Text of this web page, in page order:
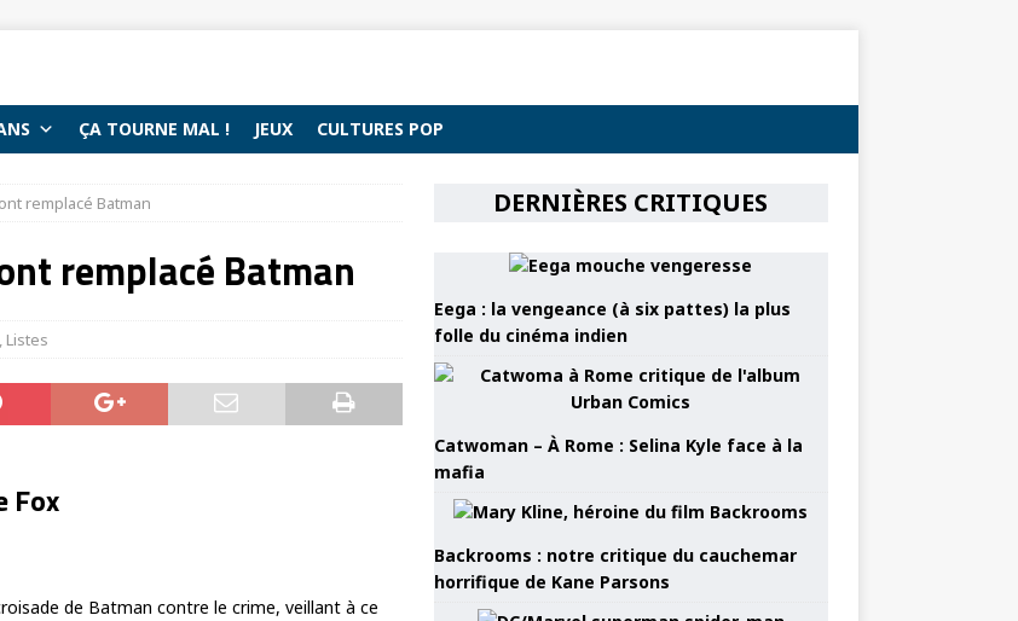
ÇA TOURNE MAL ! JEUX CULTURES POP
remplacé Batman
remplacé Batman
, Listes
Fox
de Batman contre le crime, veillant à ce
DERNIÈRES CRITIQUES
Eega : la vengeance (à six pattes) la plus
folle du cinéma indien
Catwoman – À Rome : Selina Kyle face à la
mafia
Backrooms : notre critique du cauchemar
horrifique de Kane Parsons